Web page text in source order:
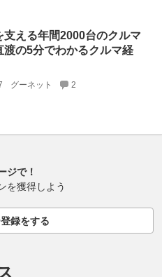
支える年間2000台のクルマ
渡の5分でわかるクルマ経
グーネット 2
ジで！
を獲得しよう
録をする